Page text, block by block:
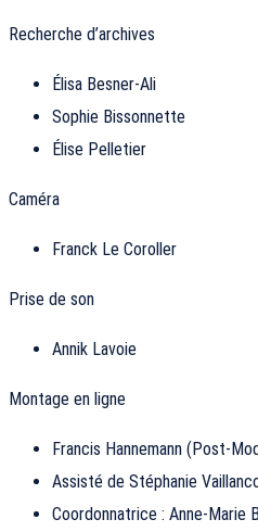
Recherche d’archives
Élisa Besner-Ali
Sophie Bissonnette
Élise Pelletier
Caméra
Franck Le Coroller
Prise de son
Annik Lavoie
Montage en ligne
Francis Hannemann (Post-
Assisté de Stéphanie
Coordonnatrice : Anne-Marie